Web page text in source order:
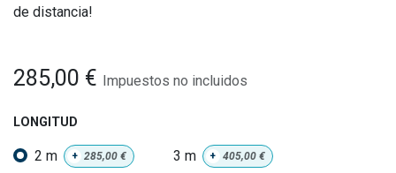
de distancia!
285,00 € Impuestos no incluidos
LONGITUD
2 m + 285,00 € 3 m + 405,00€